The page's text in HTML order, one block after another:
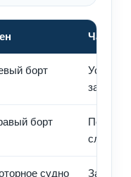
Частая
борт
закрыт
борт
судно